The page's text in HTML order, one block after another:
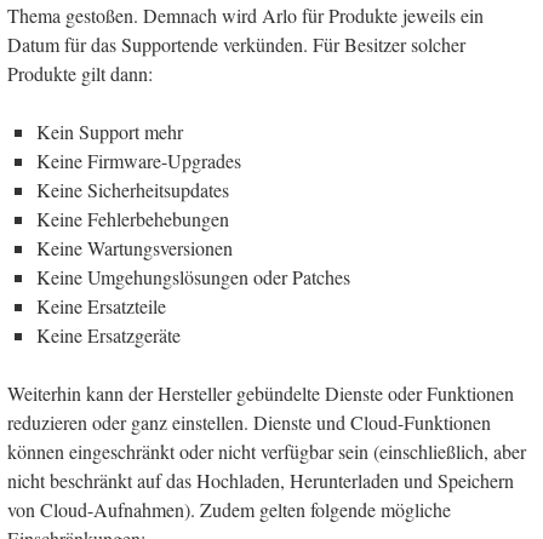
Thema gestoßen. Demnach wird Arlo für Produkte jeweils ein
Datum für das Supportende verkünden. Für Besitzer solcher
Produkte gilt dann:
Kein Support mehr
Keine Firmware-Upgrades
Keine Sicherheitsupdates
Keine Fehlerbehebungen
Keine Wartungsversionen
Keine Umgehungslösungen oder Patches
Keine Ersatzteile
Keine Ersatzgeräte
Weiterhin kann der Hersteller gebündelte Dienste oder Funktionen
reduzieren oder ganz einstellen. Dienste und Cloud-Funktionen
können eingeschränkt oder nicht verfügbar sein (einschließlich, aber
nicht beschränkt auf das Hochladen, Herunterladen und Speichern
von Cloud-Aufnahmen). Zudem gelten folgende mögliche